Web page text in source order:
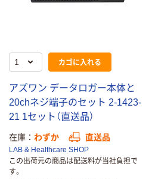
カゴに入れる
アズワン データロガー本体と
20chネジ端子のセット 2-1423-
21 1セット（直送品）
在庫 わずか 直送品
LAB & Healthcare SHOP
この出荷元の商品は配送料が当社負担で
す。
22026ー013301
84-0055 1セッ
￥15,082
（税込）
カゴへ
トリッジペン_1
￥3,449~
人気商品